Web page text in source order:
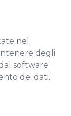
nel
degli
software
dei dati.